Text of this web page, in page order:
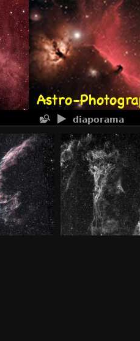
diaporama